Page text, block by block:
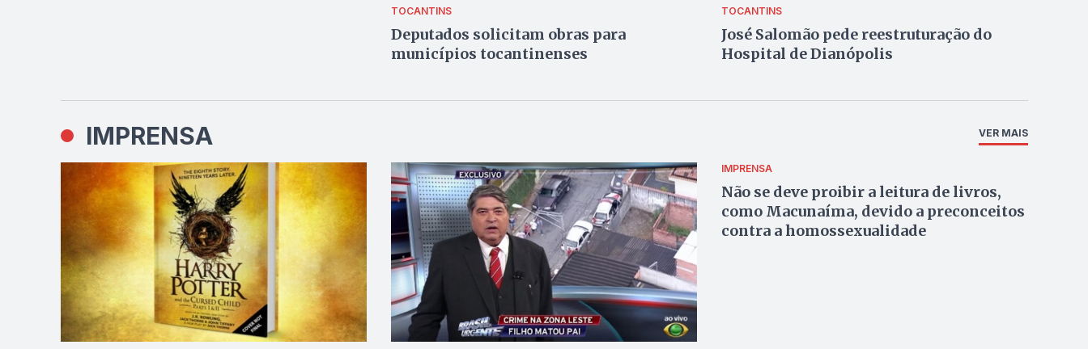
TOCANTINS
Deputados solicitam obras para
municípios tocantinenses
TOCANTINS
José Salomão pede reestruturação do
Hospital de Dianópolis
IMPRENSA VER MAIS
IMPRENSA
Não se deve proibir a leitura de livros,
como Macunaíma, devido a preconceitos
contra a homossexualidade